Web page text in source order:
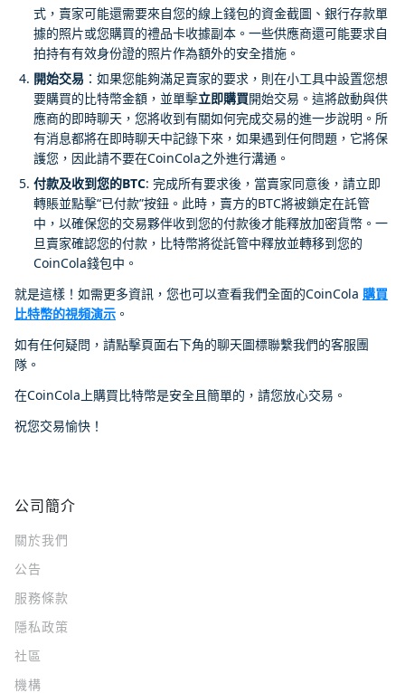
式，賣家可能還需要來自您的線上錢包的資金截圖、銀行存款單
據的照片或您購買的禮品卡收據副本。一些供應商還可能要求自
拍持有有效身份證的照片作為額外的安全措施。
開始交易 ：如果您能夠滿足賣家的要求，則在小工具中設置您想
要購買的比特幣金額，並單擊立即購買開始交易。這將啟動與供
應商的即時聊天，您將收到有關如何完成交易的進一步說明。所
有消息都將在即時聊天中記錄下來，如果遇到任何問題，它將保
護您，因此請不要在CoinCola之外進行溝通。
付款及收到您的BTC: 完成所有要求後，當賣家同意後，請立即
轉賬並點擊“已付款”按鈕。此時，賣方的BTC將被鎖定在託管
中，以確保您的交易夥伴收到您的付款後才能釋放加密貨幣。一
旦賣家確認您的付款，比特幣將從託管中釋放並轉移到您的
CoinCola錢包中。
就是這樣！如需更多資訊，您也可以查看我們全面的CoinCola 購買
比特幣的視頻演示 。
如有任何疑問，請點擊頁面右下角的聊天圖標聯繫我們的客服團
隊。
在CoinCola上購買比特幣是安全且簡單的，請您放心交易。
祝您交易愉快！
公司簡介
關於我們
公告
服務條款
隱私政策
社區
機構